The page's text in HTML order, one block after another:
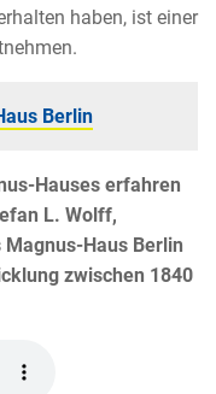
haben, ist einer
Berlin
Hauses erfahren
L. Wolff,
Magnus-Haus Berlin
zwischen 1840